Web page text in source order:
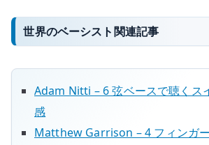
世界のベーシスト関連記事
Adam Nitti – 6 弦ベースで聴くス
感
Matthew Garrison – 4 フィンガ